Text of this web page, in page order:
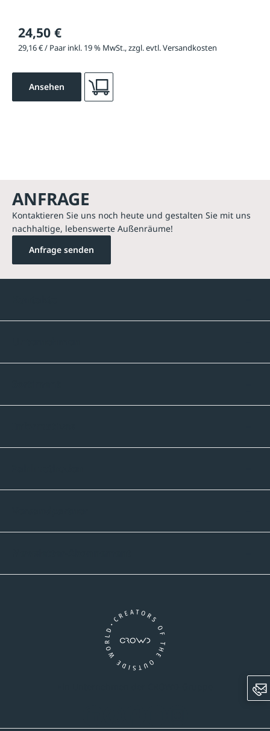
24,50 €
29,16 € / Paar inkl. 19 % MwSt., zzgl. evtl. Versandkosten
Ansehen
ANFRAGE
Kontaktieren Sie uns noch heute und gestalten Sie mit uns
nachhaltige, lebenswerte Außenräume!
Anfrage senden